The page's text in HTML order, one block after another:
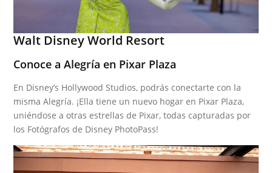
Walt Disney World Resort
Conoce a Alegría en Pixar Plaza
En Disney’s Hollywood Studios, podrás conectarte con la
misma Alegría. ¡Ella tiene un nuevo hogar en Pixar Plaza,
uniéndose a otras estrellas de Pixar, todas capturadas por
los Fotógrafos de Disney PhotoPass!